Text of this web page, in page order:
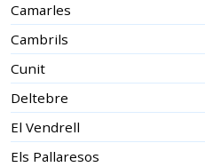
Camarles
Cambrils
Cunit
Deltebre
El Vendrell
Els Pallaresos